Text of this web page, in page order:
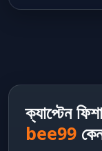
ক্যাপ্টেন
bee99